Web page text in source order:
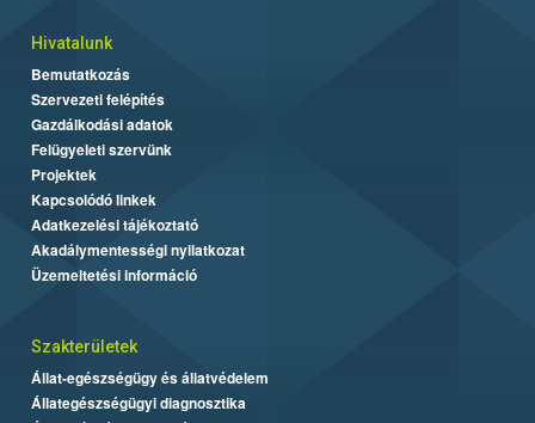
Hivatalunk
Bemutatkozás
Szervezeti felépítés
Gazdálkodási adatok
Felügyeleti szervünk
Projektek
Kapcsolódó linkek
Adatkezelési tájékoztató
Akadálymentességi nyilatkozat
Üzemeltetési információ
Szakterületek
Állat-egészségügy és állatvédelem
Állategészségügyi diagnosztika